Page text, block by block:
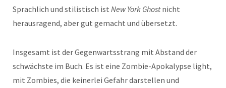
Sprachlich und stilistisch ist New York Ghostnicht
herausragend, aber gut gemacht und übersetzt.
Insgesamt ist der Gegenwartsstrang mit Abstand der
schwächste im Buch. Es ist eine Zombie-Apokalypse light,
mit Zombies, die keinerlei Gefahr darstellen und